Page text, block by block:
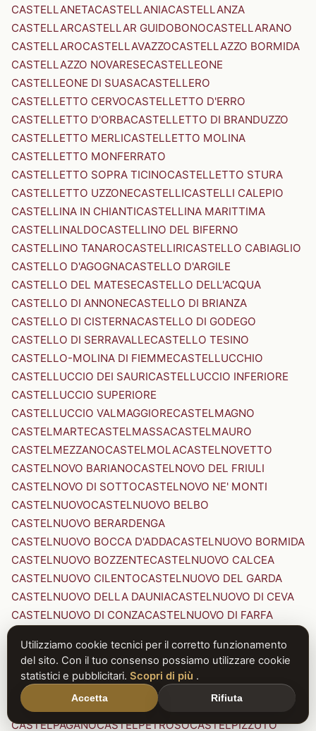
CASTELLANETACASTELLANIACASTELLANZA
CASTELLARCASTELLAR GUIDOBONOCASTELLARANO
CASTELLAROCASTELLAVAZZOCASTELLAZZO BORMIDA
CASTELLAZZO NOVARESECASTELLEONE
CASTELLEONE DI SUASACASTELLERO
CASTELLETTO CERVOCASTELLETTO D'ERRO
CASTELLETTO D'ORBACASTELLETTO DI BRANDUZZO
CASTELLETTO MERLICASTELLETTO MOLINA
CASTELLETTO MONFERRATO
CASTELLETTO SOPRA TICINOCASTELLETTO STURA
CASTELLETTO UZZONECASTELLICASTELLI CALEPIO
CASTELLINA IN CHIANTICASTELLINA MARITTIMA
CASTELLINALDOCASTELLINO DEL BIFERNO
CASTELLINO TANAROCASTELLIRICASTELLO CABIAGLIO
CASTELLO D'AGOGNACASTELLO D'ARGILE
CASTELLO DEL MATESECASTELLO DELL'ACQUA
CASTELLO DI ANNONECASTELLO DI BRIANZA
CASTELLO DI CISTERNACASTELLO DI GODEGO
CASTELLO DI SERRAVALLECASTELLO TESINO
CASTELLO-MOLINA DI FIEMMECASTELLUCCHIO
CASTELLUCCIO DEI SAURICASTELLUCCIO INFERIORE
CASTELLUCCIO SUPERIORE
CASTELLUCCIO VALMAGGIORECASTELMAGNO
CASTELMARTECASTELMASSACASTELMAURO
CASTELMEZZANOCASTELMOLACASTELNOVETTO
CASTELNOVO BARIANOCASTELNOVO DEL FRIULI
CASTELNOVO DI SOTTOCASTELNOVO NE' MONTI
CASTELNUOVOCASTELNUOVO BELBO
CASTELNUOVO BERARDENGA
CASTELNUOVO BOCCA D'ADDACASTELNUOVO BORMIDA
CASTELNUOVO BOZZENTECASTELNUOVO CALCEA
CASTELNUOVO CILENTOCASTELNUOVO DEL GARDA
CASTELNUOVO DELLA DAUNIACASTELNUOVO DI CEVA
CASTELNUOVO DI CONZACASTELNUOVO DI FARFA
CASTELNUOVO DI PORTO CASTELNUOVO DON BOSCO
CASTELNUOVO MAGRACASTELNUOVO NIGRA
CASTELNUOVO PARANOCASTELNUOVO RANGONE
CASTELNUOVO SCRIVIA
CASTELNUOVO VAL DI CECINA
CASTELPAGANOCASTELPETROSOCASTELPIZZUTO
Utilizziamo cookie tecnici per il corretto funzionamento
del sito. Con il tuo consenso possiamo utilizzare cookie
statistici e pubblicitari. Scopri di più .
Accetta Rifiuta